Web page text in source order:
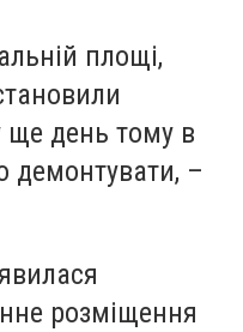
площі,
ще день тому в
демонтувати, –
розміщення